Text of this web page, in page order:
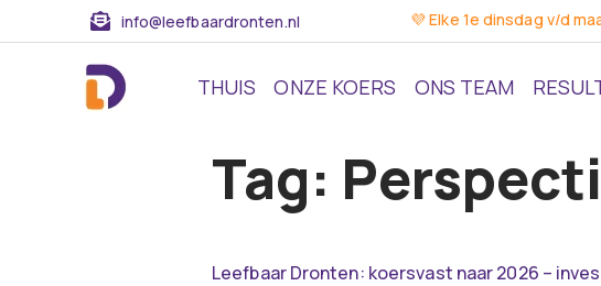
info@leefbaardronten.nl 💜 Elke 1e dinsdag v/d
THUIS ONZE KOERS ONS TEAM
Tag:
Leefbaar Dronten: koersvast naar 2026 –